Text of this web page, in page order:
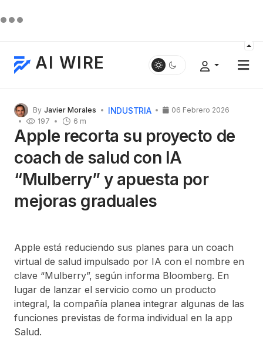
AI WIRE
By Javier Morales INDUSTRIA
6 m
06 Febrero 2026
197
Apple recorta su proyecto de
coach de salud con IA
“Mulberry” y apuesta por
mejoras graduales
Apple está reduciendo sus planes para un coach
virtual de salud impulsado por IA con el nombre en
clave “Mulberry”, según informa Bloomberg. En
lugar de lanzar el servicio como un producto
integral, la compañía planea integrar algunas de las
funciones previstas de forma individual en la app
Salud.